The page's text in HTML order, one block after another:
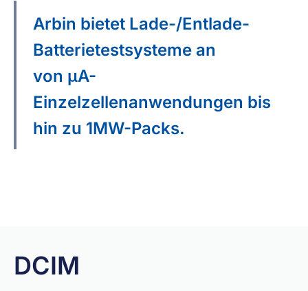
Arbin bietet Lade-/Entlade-
Batterietestsysteme an
von μA-
Einzelzellenanwendungen bis
hin zu 1MW-Packs.
DCIM